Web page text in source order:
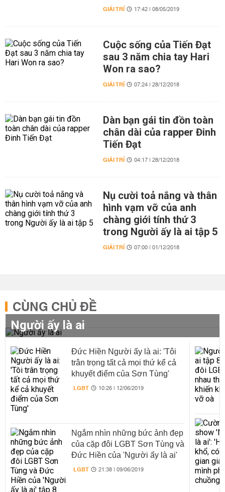
GIẢI TRÍ 17:42 | 08/05/2019
Cuộc sống của Tiến Đạt
sau 3 năm chia tay Hari
Won ra sao?
GIẢI TRÍ 07:24 | 28/12/2018
Dàn bạn gái tin đồn toàn
chân dài của rapper Đinh
Tiến Đạt
GIẢI TRÍ 04:17 | 28/12/2018
Nụ cười toả nắng và thân
hình vạm vỡ của anh
chàng giới tính thứ 3
trong Người ấy là ai tập 5
GIẢI TRÍ 07:00 | 01/12/2018
CÙNG CHỦ ĐỀ
Người ấy là ai
Đức Hiền Người ấy là ai: 'Tôi
trân trọng tất cả mọi thứ kể cả
khuyết điểm của Sơn Tùng'
LGBT 10:26 | 12/06/2019
Ngắm nhìn những bức ảnh đẹp
của cặp đôi LGBT Sơn Tùng và
Đức Hiền của 'Người ấy là ai'
tập 8
LGBT 21:38 | 09/06/2019